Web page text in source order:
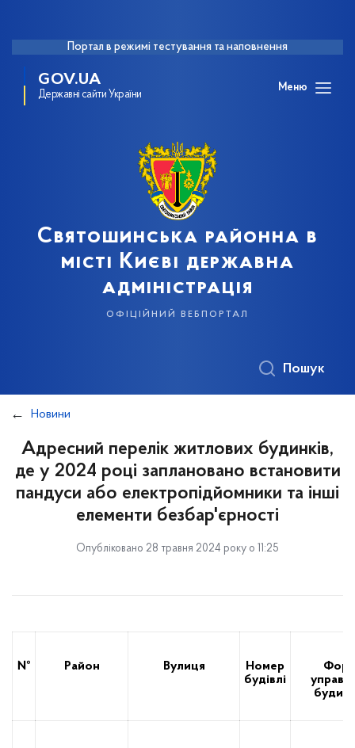
Портал в режимі тестування та наповнення
GOV.UA
Державні сайти України
Меню
Святошинська районна в
місті Києві державна
адміністрація
офіційний вебпортал
Пошук
Новини
Адресний перелік житлових будинків,
де у 2024 році заплановано встановити
пандуси або електропідйомники та інші
елементи безбар'єрності
Опубліковано 28 травня 2024 року о 11:25
№ Район Вулиця
Номер
будівлі